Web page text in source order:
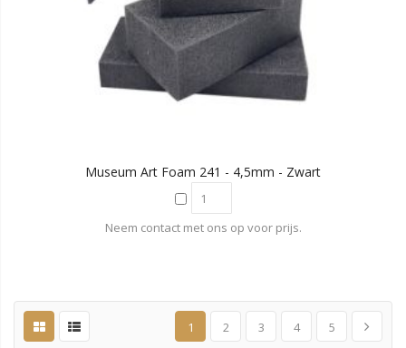
Museum Art Foam 241 - 4,5mm - Zwart
Neem contact met ons op voor prijs.
1 2 3 4 5